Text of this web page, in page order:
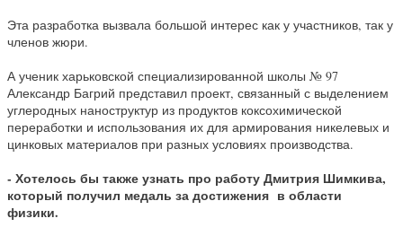
Эта разработка вызвала большой интерес как у участников, так у
членов жюри.
А ученик харьковской специализированной школы № 97
Александр Багрий представил проект, связанный с выделением
углеродных наноструктур из продуктов коксохимической
переработки и использования их для армирования никелевых и
цинковых материалов при разных условиях производства.
- Хотелось бы также узнать про работу Дмитрия Шимкива,
который получил медаль за достижения в области
физики.